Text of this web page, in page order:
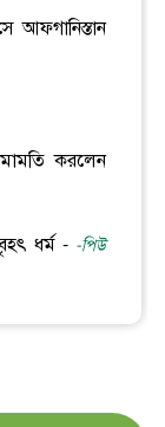
আফগানিস্তান
করলেন
ধর্ম - -পিউ